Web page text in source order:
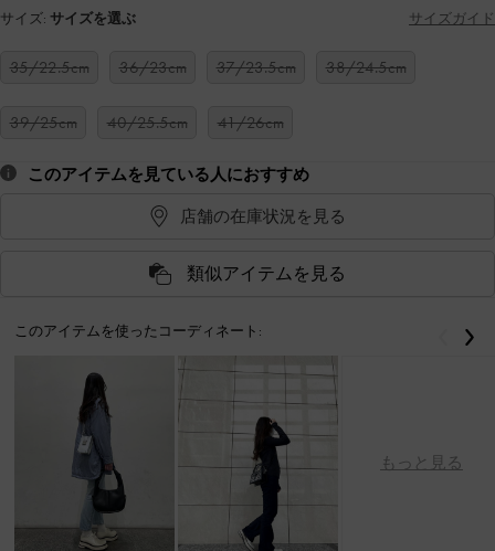
サイズ: サイズを選ぶ サイズガイド
35/22.5cm 36/23cm 37/23.5cm 38/24.5cm
39/25cm 40/25.5cm 41/26cm
このアイテムを見ている人におすすめ
店舗の在庫状況を見る
類似アイテムを見る
このアイテムを使ったコーディネート:
もっと見る
戻る